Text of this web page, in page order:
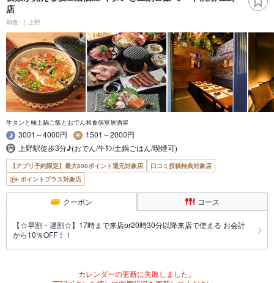
店
和食 上野
牛タンと極土鍋ご飯とおでん和食個室居酒屋
3001～4000円
1501～2000円
上野駅徒歩3分♪(おでん/牛ﾀﾝ/土鍋ごはん/喫煙可)
【アプリ予約限定】最大800ポイント還元対象店
口コミ投稿特典対象店
ポイントプラス対象店
クーポン コース
【☆早割・遅割☆】17時まで来店or20時30分以降来店で使える お会計
から10％OFF！！
カレンダーの更新に失敗しました。